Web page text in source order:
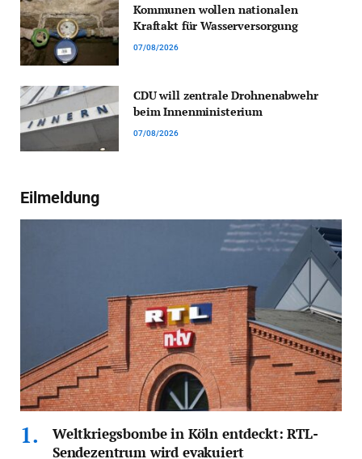
Kommunen wollen nationalen
Kraftakt für Wasserversorgung
07/08/2026
CDU will zentrale Drohnenabwehr
beim Innenministerium
07/08/2026
Eilmeldung
Weltkriegsbombe in Köln entdeckt: RTL-
Sendezentrum wird evakuiert